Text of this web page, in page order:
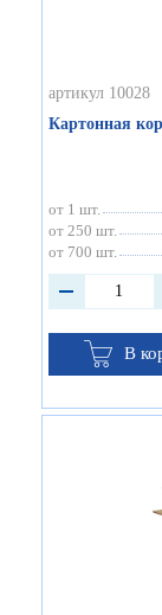
артикул 10028
Картонная
от 1 шт.
от 250 шт.
от 700 шт.
В